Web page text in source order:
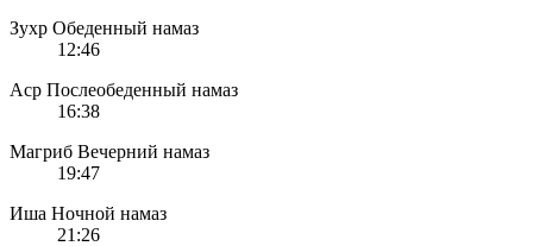
Зухр Обеденный намаз
12:46
Аср Послеобеденный намаз
16:38
Магриб Вечерний намаз
19:47
Иша Ночной намаз
21:26